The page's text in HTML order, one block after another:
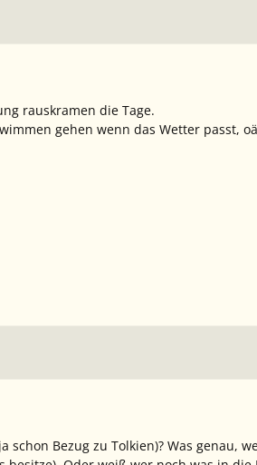
rauskramen die Tage.
gehen wenn das Wetter passt,
Bezug zu Tolkien)? Was genau,